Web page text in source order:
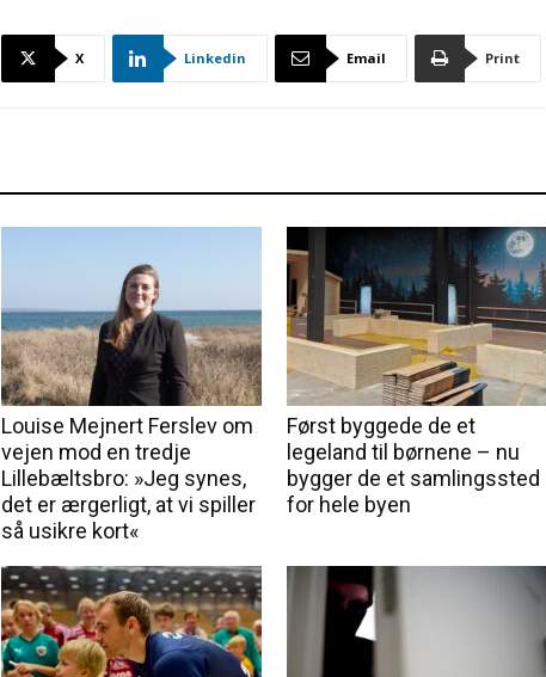
X Linkedin Email Print
Louise Mejnert Ferslev om
vejen mod en tredje
Lillebæltsbro: »Jeg synes,
det er ærgerligt, at vi spiller
så usikre kort«
Først byggede de et
legeland til børnene – nu
bygger de et samlingssted
for hele byen